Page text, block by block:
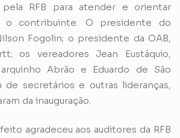
RFB para atender e orientar
o contribuinte. O presidente do
Fogolin; o presidente da OAB,
os vereadores Jean Eustáquio,
Abrão e Eduardo de São
de secretários e outras lideranças,
da inauguração.
agradeceu aos auditores da RFB